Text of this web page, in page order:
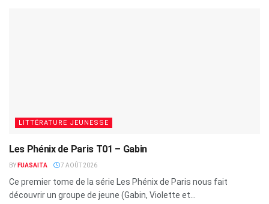
LITTÉRATURE JEUNESSE
Les Phénix de Paris T01 – Gabin
BY FUASAITA 7 AOÛT 2026
Ce premier tome de la série Les Phénix de Paris nous fait
découvrir un groupe de jeune (Gabin, Violette et...